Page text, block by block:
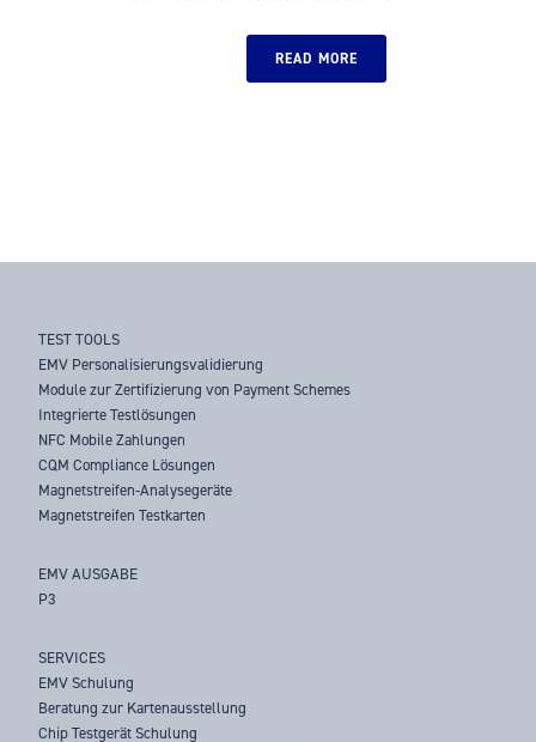
READ MORE
TEST TOOLS
EMV Personalisierungsvalidierung
Module zur Zertifizierung von Payment Schemes
Integrierte Testlösungen
NFC Mobile Zahlungen
CQM Compliance Lösungen
Magnetstreifen-Analysegeräte
Magnetstreifen Testkarten
EMV AUSGABE
P3
SERVICES
EMV Schulung
Beratung zur Kartenausstellung
Chip Testgerät Schulung